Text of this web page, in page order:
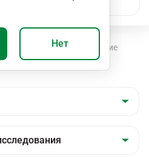
Нет
Бактериологические